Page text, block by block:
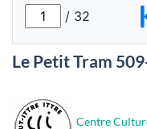
Le Petit Tram
Centre